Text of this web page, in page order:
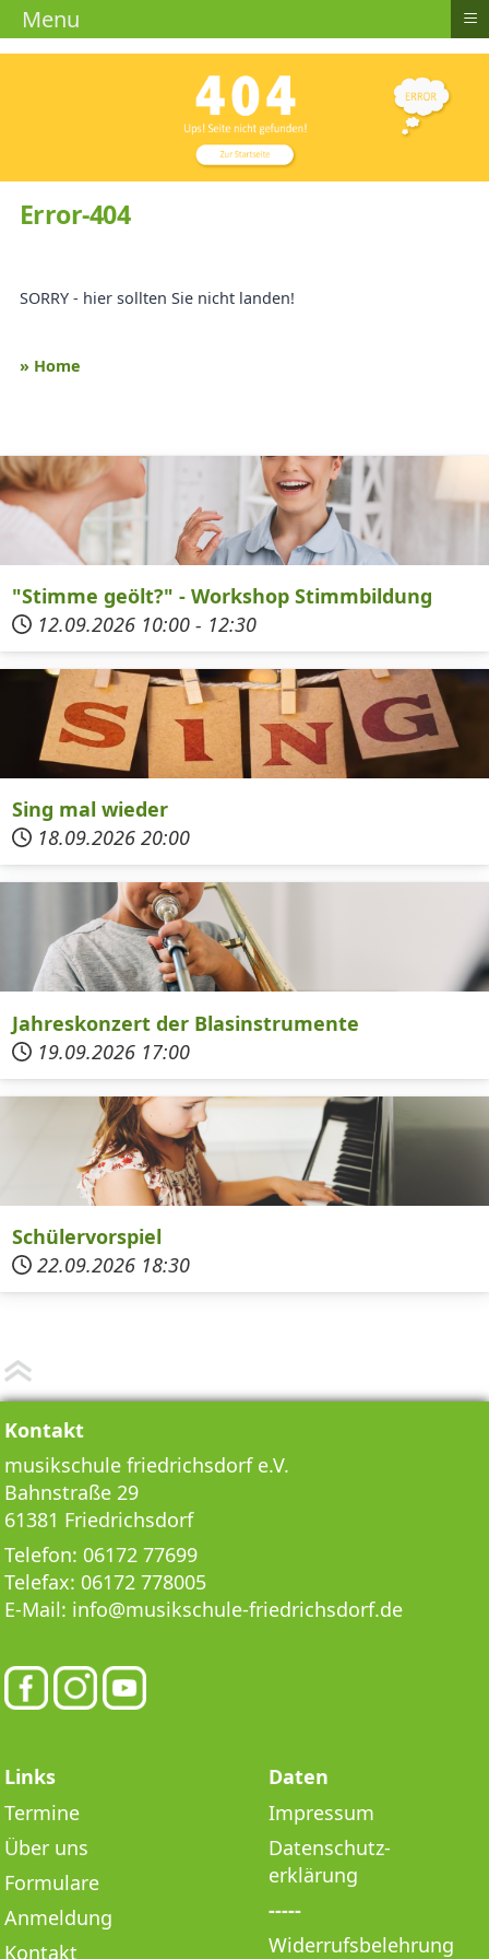
Error-404
SORRY - hier sollten Sie nicht landen!
» Home
"Stimme geölt?" - Workshop Stimmbildung
12.09.2026 10:00 - 12:30
Sing mal wieder
18.09.2026 20:00
Jahreskonzert der Blasinstrumente
19.09.2026 17:00
Schülervorspiel
22.09.2026 18:30
Kontakt
musikschule friedrichsdorf e.V.
Bahnstraße 29
61381 Friedrichsdorf
Telefon:06172 77699
Telefax:06172 778005
E-Mail: info@musikschule-friedrichsdorf.de
Links
Termine
Über uns
Formulare
Anmeldung
Kontakt
Daten
Impressum
Datenschutz­
erklärung
-----
Widerrufsbelehrung
Menu ≡